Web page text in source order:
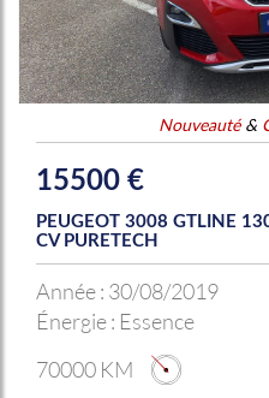
Nouveauté&
15500 €
PEUGEOT 3008 GTLINE
CV PURETECH
Année : 30/08/2019
Énergie : Essence
70000 KM